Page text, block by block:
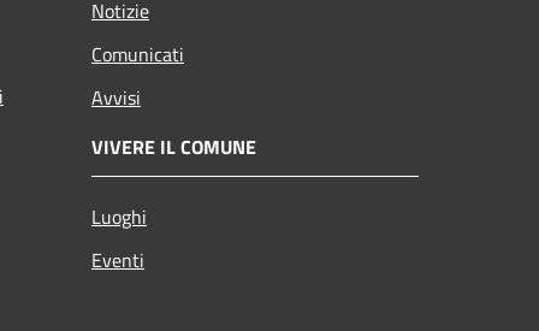
Notizie
Comunicati
Avvisi
VIVERE IL COMUNE
Luoghi
Eventi